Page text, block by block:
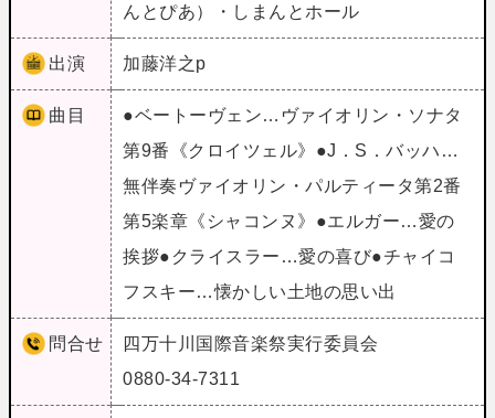
んとぴあ）・しまんとホール
出演 加藤洋之p
曲目
●ベートーヴェン…ヴァイオリン・ソナタ
第9番《クロイツェル》●J．S．バッハ…
無伴奏ヴァイオリン・パルティータ第2番
第5楽章《シャコンヌ》●エルガー…愛の
挨拶●クライスラー…愛の喜び●チャイコ
フスキー…懐かしい土地の思い出
問合せ
四万十川国際音楽祭実行委員会
0880-34-7311